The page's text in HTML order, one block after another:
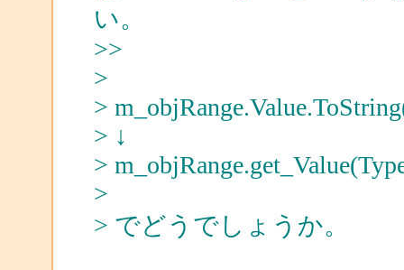
い。
>>
>
>
> ↓
>
>
> でどうでしょうか。